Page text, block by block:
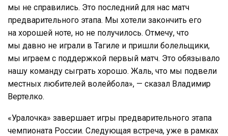
мы не справились. Это последний для нас матч
предварительного этапа. Мы хотели закончить его
на хорошей ноте, но не получилось. Отмечу, что
мы давно не играли в Тагиле и пришли болельщики,
мы играем с поддержкой первый матч. Это обязывало
нашу команду сыграть хорошо. Жаль, что мы подвели
местных любителей волейбола», — сказал Владимир
Вертелко.
«Уралочка» завершает игры предварительного этапа
чемпионата России. Следующая встреча, уже в рамках